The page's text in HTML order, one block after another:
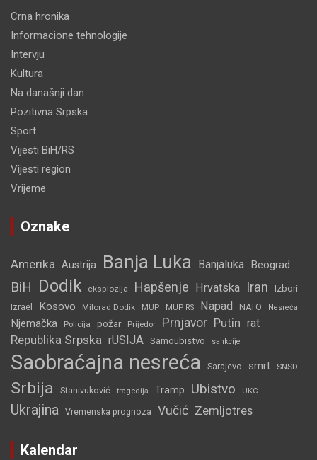
Crna hronika
Informacione tehnologije
Intervju
Kultura
Na današnji dan
Pozitivna Srpska
Sport
Vijesti BiH/RS
Vijesti region
Vrijeme
Oznake
Amerika Austrija Banja Luka Banjaluka Beograd
BiH Dodik eksplozija Hapšenje Hrvatska Iran Izbori
Izrael Kosovo Milorad Dodik MUP MUP RS Napad NATO Nesreća
Njemačka Policija požar Prijedor Prnjavor Putin rat
Republika Srpska rUSIJA Samoubistvo sankcije
Saobraćajna nesreća Sarajevo smrt SNSD
Srbija Stanivuković tragedija Tramp Ubistvo UKC
Ukrajina Vremenska prognoza Vučić Zemljotres
Kalendar